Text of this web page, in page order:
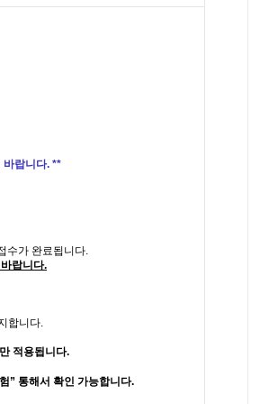
바랍니다. **
수가 완료됩니다.
랍니다.
합니다.
적용됩니다.
” 통해서 확인 가능합니다.